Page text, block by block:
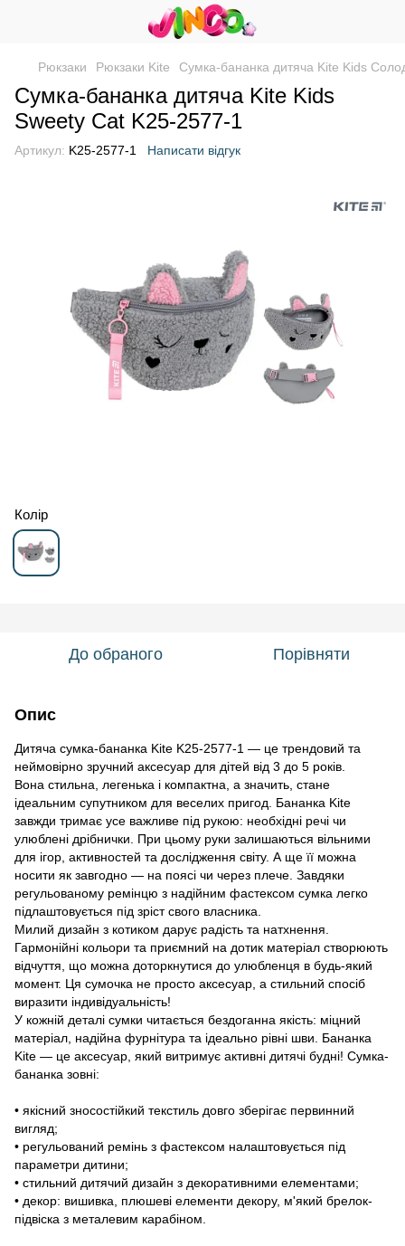
Рюкзаки Рюкзаки Kite Сумка-бананка дитяча Kite Kids
Сумка-бананка дитяча Kite Kids
Sweety Cat K25-2577-1
Артикул: K25-2577-1 Написати відгук
Колір
До обраного Порівняти
Опис
Дитяча сумка-бананка Kite K25-2577-1 — це трендовий та
неймовірно зручний аксесуар для дітей від 3 до 5 років.
Вона стильна, легенька і компактна, а значить, стане
ідеальним супутником для веселих пригод. Бананка Kite
завжди тримає усе важливе під рукою: необхідні речі чи
улюблені дрібнички. При цьому руки залишаються вільними
для ігор, активностей та дослідження світу. А ще її можна
носити як завгодно — на поясі чи через плече. Завдяки
регульованому ремінцю з надійним фастексом сумка легко
підлаштовується під зріст свого власника.
Милий дизайн з котиком дарує радість та натхнення.
Гармонійні кольори та приємний на дотик матеріал створюють
відчуття, що можна доторкнутися до улюбленця в будь-який
момент. Ця сумочка не просто аксесуар, а стильний спосіб
виразити індивідуальність!
У кожній деталі сумки читається бездоганна якість: міцний
матеріал, надійна фурнітура та ідеально рівні шви. Бананка
Kite — це аксесуар, який витримує активні дитячі будні! Сумка-
бананка зовні:
• якісний зносостійкий текстиль довго зберігає первинний
вигляд;
• регульований ремінь з фастексом налаштовується під
параметри дитини;
• стильний дитячий дизайн з декоративними елементами;
• декор: вишивка, плюшеві елементи декору, м'який брелок-
підвіска з металевим карабіном.